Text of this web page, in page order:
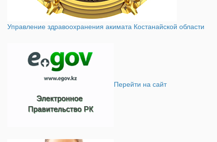
Управление здравоохранения акимата Костанайской области
Перейти на сайт